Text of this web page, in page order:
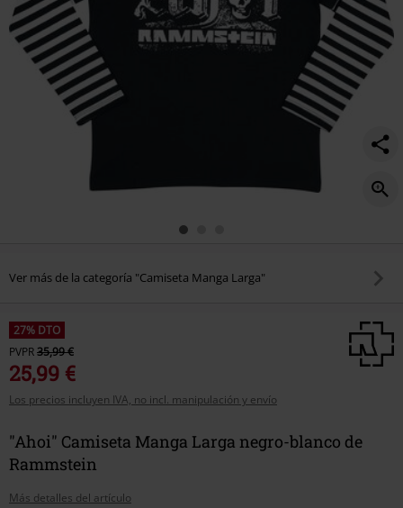
Ver más de la categoría "Camiseta Manga Larga"
27% DTO
PVPR35,99 €
25,99 €
Los precios incluyen IVA, no incl. manipulación y envío
"Ahoi" Camiseta Manga Larga negro-blanco de
Rammstein
Más detalles del artículo